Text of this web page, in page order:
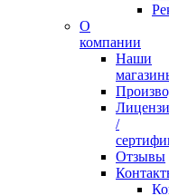
О
компании
Наши
/
Отзывы